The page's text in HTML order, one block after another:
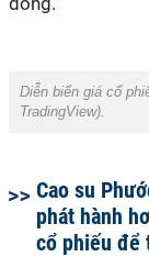
Diễn biến giá cổ
TradingView).
Cao su
phát hành
cổ phiếu để